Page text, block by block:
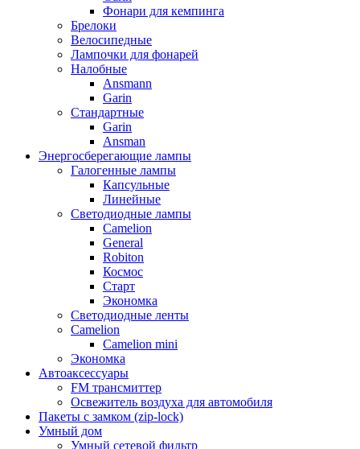
Фонари для кемпинга
Брелоки
Велосипедные
Лампочки для фонарей
Налобные
Ansmann
Garin
Стандартные
Garin
Ansman
Энергосберегающие лампы
Галогенные лампы
Капсульные
Линейные
Светодиодные лампы
Camelion
General
Robiton
Космос
Старт
Экономка
Светодиодные ленты
Camelion
Camelion mini
Экономка
Автоаксессуары
FM трансмиттер
Освежитель воздуха для автомобиля
Пакеты с замком (zip-lock)
Умный дом
Умный сетевой фильтр